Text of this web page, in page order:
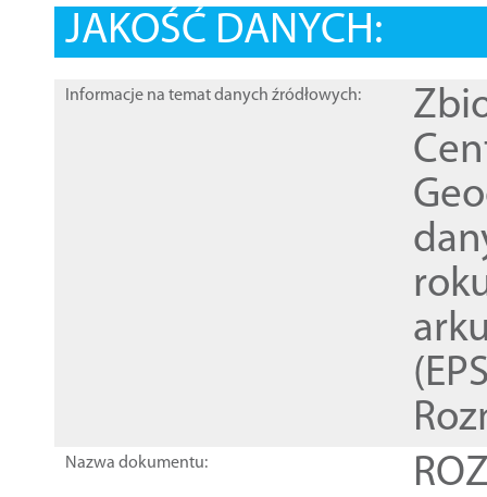
JAKOŚĆ DANYCH:
Informacje na temat danych źródłowych:
Nazwa dokumentu: